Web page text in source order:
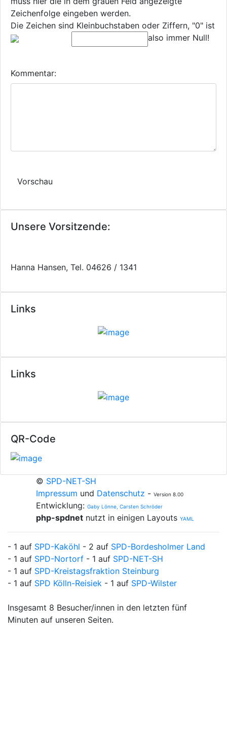
Unsere Vorsitzende:
Hanna Hansen, Tel. 04626 / 1341
Zeichenfolge eingeben werden.
Die Zeichen sind Kleinbuchstaben oder Ziffern, "0" ist
also immer Null!
Kommentar:
Links
Links
QR-Code
© SPD-NET-SH
Impressum und Datenschutz - Version 8.00
Entwicklung: Gaby Lönne, Carsten Schröder
php-spdnet nutzt in einigen Layouts YAML
- 1 auf SPD-Kaköhl - 2 auf SPD-Bordesholmer Land
- 1 auf SPD-Nortorf - 1 auf SPD-NET-SH
- 1 auf SPD-Kreistagsfraktion Steinburg
- 1 auf SPD Kölln-Reisiek - 1 auf SPD-Wilster
Insgesamt 8 Besucher/innen in den letzten fünf
Minuten auf unseren Seiten.